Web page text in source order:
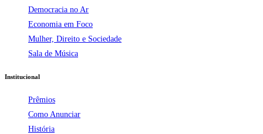
Democracia no Ar
Economia em Foco
Mulher, Direito e Sociedade
Sala de Música
Institucional
Prêmios
Como Anunciar
História